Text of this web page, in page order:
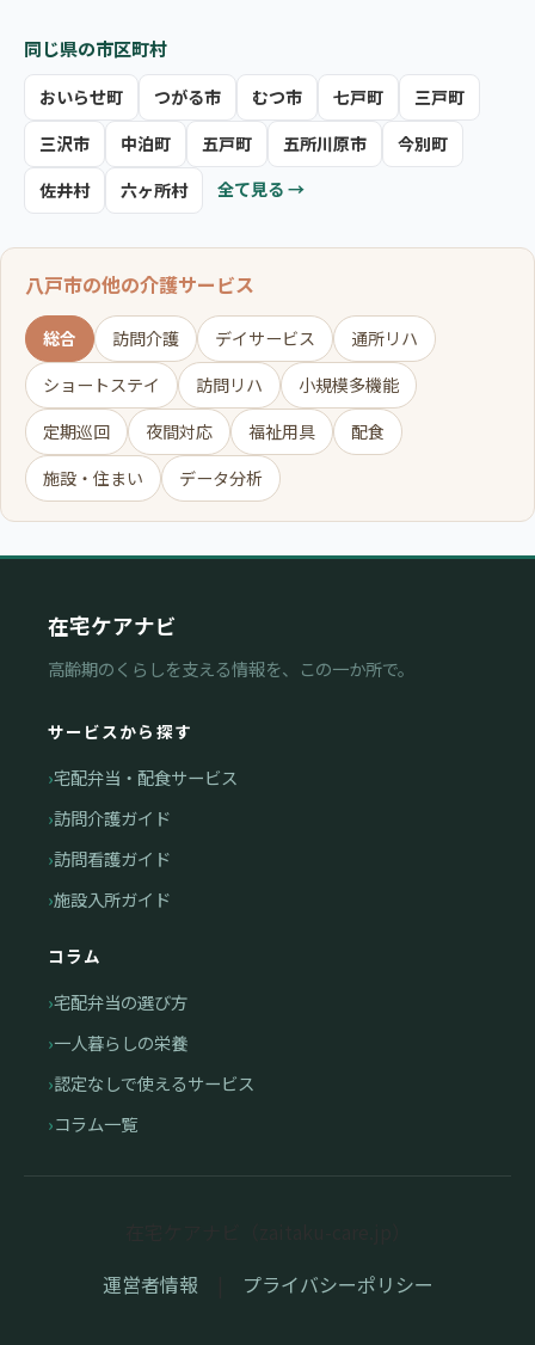
同じ県の市区町村
おいらせ町 つがる市 むつ市 七戸町
三戸町
三沢市
中泊町 五戸町 五所川原市
今別町
佐井村
六ヶ所村 全て見る →
八戸市の他の介護サービス
総合 訪問介護 デイサービス
通所リハ
ショートステイ
訪問リハ
小規模多機能
定期巡回
夜間対応 福祉用具
配食
施設・住まい
データ分析
在宅ケアナビ
高齢期のくらしを支える情報を、この一か所で。
サービスから探す
宅配弁当・配食サービス
訪問介護ガイド
訪問看護ガイド
施設入所ガイド
コラム
宅配弁当の選び方
一人暮らしの栄養
認定なしで使えるサービス
コラム一覧
運営者情報
プライバシーポリシー